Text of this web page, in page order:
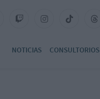
NOTICIAS CONSULTORIOS